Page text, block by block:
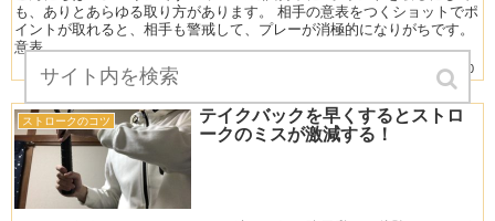
も、ありとあらゆる取り方があります。 相手の意表をつくショットでポ
イントが取れると、相手も警戒して、プレーが消極的になりがちです。
意表...
2018.01.20
ストロークのコツ
テイクバックを早くするとストロ
ークのミスが激減する！